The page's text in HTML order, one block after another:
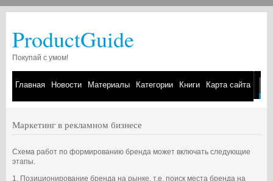
ProductGuide
Покупай с умом!
Главная Новости Материалы Категории Книги Карта сайта
Маркетинг в рекламном бизнесе
Схема работ по формированию бренда может включать следующие
этапы.
1. Позиционирование бренда на рынке, т.е. поиск места бренда на